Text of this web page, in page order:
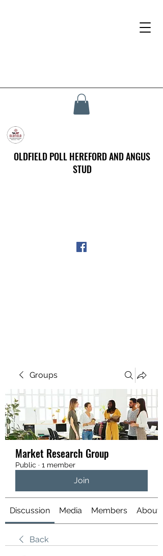
OLDFIELD POLL HEREFORD AND ANGUS
STUD
Groups
Market Research Group
Public · 1 member
Join
Discussion Media Members About
Back